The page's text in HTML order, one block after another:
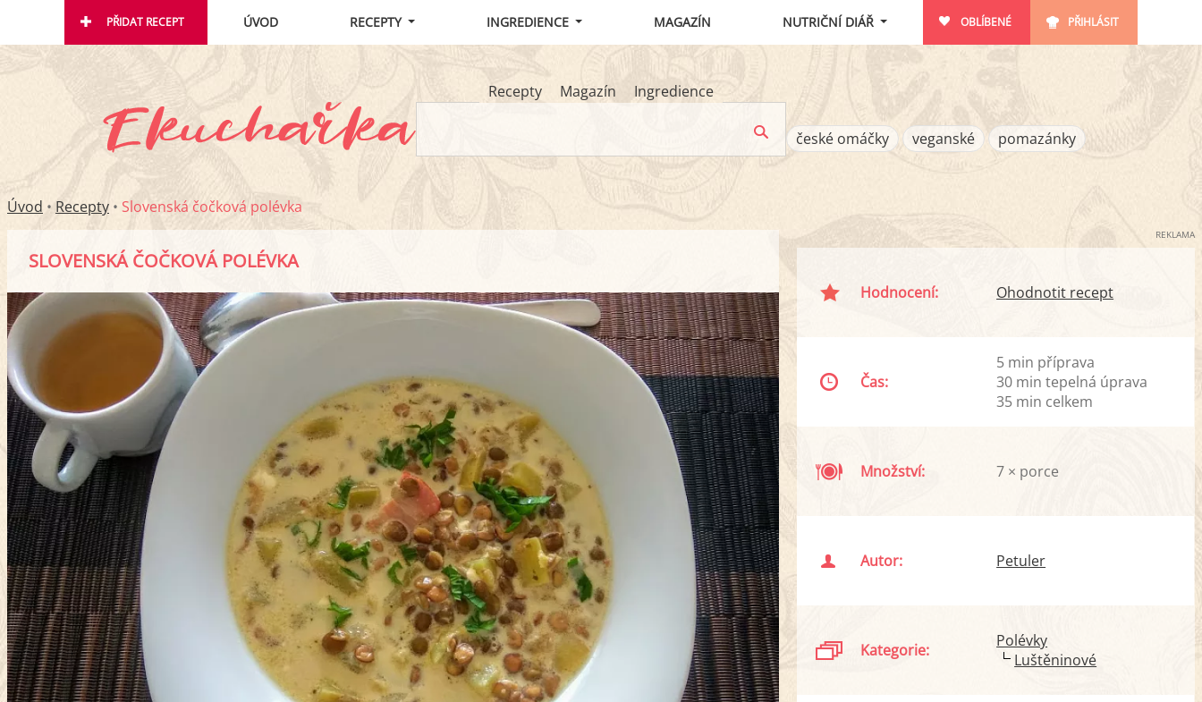
PŘIDAT RECEPT ÚVOD RECEPTY INGREDIENCE MAGAZÍN NUTRIČNÍ DIÁŘ OBLÍBENÉ PŘIHLÁSIT
Recepty Magazín Ingredience
české omáčky veganské pomazánky
Úvod • Recepty • Slovenská čočková polévka
SLOVENSKÁ ČOČKOVÁ POLÉVKA
REKLAMA
Hodnocení: Ohodnotit recept
Čas:
5 min příprava
30 min tepelná úprava
35 min celkem
Množství: 7 × porce
Autor: Petuler
Kategorie:
Polévky
Luštěninové